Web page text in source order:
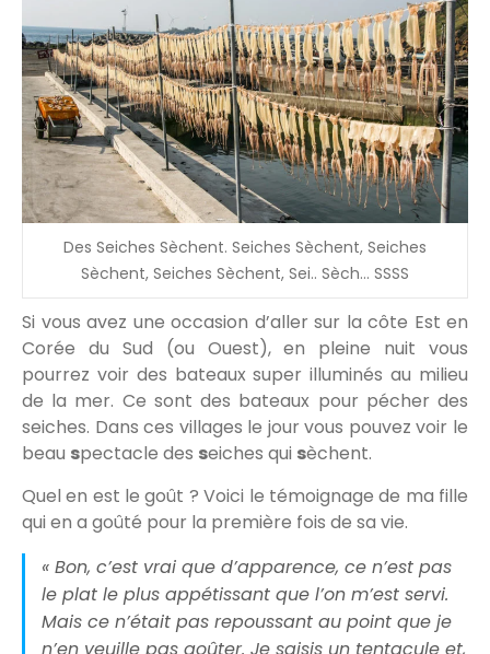
Des Seiches Sèchent. Seiches Sèchent, Seiches
Sèchent, Seiches Sèchent, Sei.. Sèch… SSSS
Si vous avez une occasion d’aller sur la côte Est en
Corée du Sud (ou Ouest), en pleine nuit vous
pourrez voir des bateaux super illuminés au milieu
de la mer. Ce sont des bateaux pour pécher des
seiches. Dans ces villages le jour vous pouvez voir le
beau spectacle des seiches qui sèchent.
Quel en est le goût ? Voici le témoignage de ma fille
qui en a goûté pour la première fois de sa vie.
« Bon, c’est vrai que d’apparence, ce n’est pas
le plat le plus appétissant que l’on m’est servi.
Mais ce n’était pas repoussant au point que je
n’en veuille pas goûter. Je saisis un tentacule et,